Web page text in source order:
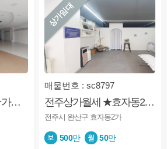
★송천동★도로변★가시성굿★넓은상가★깔끔
상가임대
매물번호 : sc8797
전주상가월세 ★효자동2가★미용업★권리금저렴★1층★내부화장실
전주시 완산구 효자동2가
500만 50만